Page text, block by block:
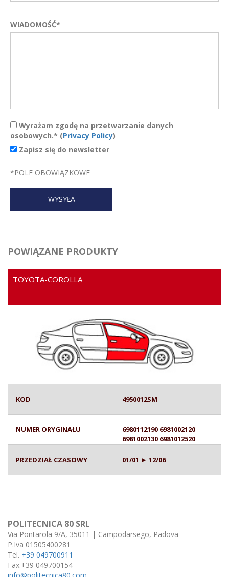
WIADOMOŚĆ*
Wyrażam zgodę na przetwarzanie danych
osobowych.* (Privacy Policy)
Zapisz się do newsletter
*POLE OBOWIĄZKOWE
POWIĄZANE PRODUKTY
TOYOTA-COROLLA
KOD 4950012SM
NUMER ORYGINAŁU
6980112190 6981002120
6981002130 6981012520
PRZEDZIAŁ CZASOWY 01/01 ► 12/06
POLITECNICA 80 SRL
Via Pontarola 9/A, 35011 | Campodarsego, Padova
P.Iva 01505400281
Tel. +39 049700911
Fax.+39 049700154